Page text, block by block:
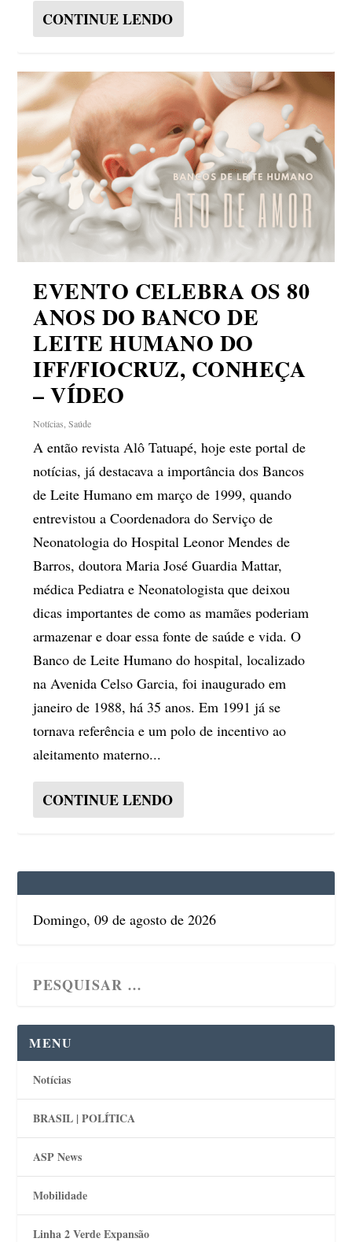
CONTINUE LENDO
EVENTO CELEBRA OS 80
ANOS DO BANCO DE
LEITE HUMANO DO
IFF/FIOCRUZ, CONHEÇA
– VÍDEO
Notícias ,Saúde
A então revista Alô Tatuapé, hoje este portal de
notícias, já destacava a importância dos Bancos
de Leite Humano em março de 1999, quando
entrevistou a Coordenadora do Serviço de
Neonatologia do Hospital Leonor Mendes de
Barros, doutora Maria José Guardia Mattar,
médica Pediatra e Neonatologista que deixou
dicas importantes de como as mamães poderiam
armazenar e doar essa fonte de saúde e vida. O
Banco de Leite Humano do hospital, localizado
na Avenida Celso Garcia, foi inaugurado em
janeiro de 1988, há 35 anos. Em 1991 já se
tornava referência e um polo de incentivo ao
aleitamento materno...
CONTINUE LENDO
Domingo, 09 de agosto de 2026
MENU
Notícias
BRASIL | POLÍTICA
ASP News
Mobilidade
Linha 2 Verde Expansão